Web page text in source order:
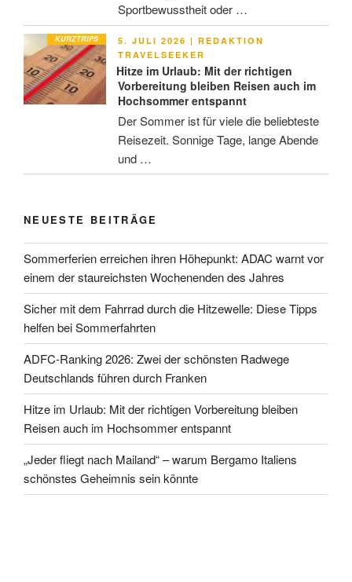
Sportbewusstheit oder …
KURZTRIPS
VERÖFFENTLICHT
AM
5. JULI 2026 | REDAKTION
TRAVELSEEKER
Hitze im Urlaub: Mit der richtigen
Vorbereitung bleiben Reisen auch im
Hochsommer entspannt
Der Sommer ist für viele die beliebteste
Reisezeit. Sonnige Tage, lange Abende
und …
NEUESTE BEITRÄGE
Sommerferien erreichen ihren Höhepunkt: ADAC warnt vor
einem der staureichsten Wochenenden des Jahres
Sicher mit dem Fahrrad durch die Hitzewelle: Diese Tipps
helfen bei Sommerfahrten
ADFC-Ranking 2026: Zwei der schönsten Radwege
Deutschlands führen durch Franken
Hitze im Urlaub: Mit der richtigen Vorbereitung bleiben
Reisen auch im Hochsommer entspannt
„Jeder fliegt nach Mailand“ – warum Bergamo Italiens
schönstes Geheimnis sein könnte